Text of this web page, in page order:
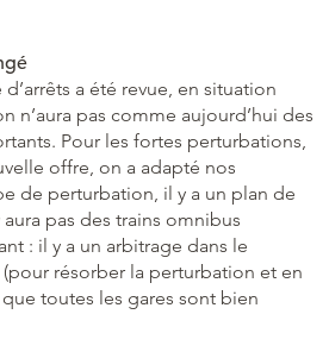
a été revue, en situation
n’aura pas comme aujourd’hui des
Pour les fortes perturbations,
offre, on a adapté nos
de perturbation, il y a un plan de
pas des trains omnibus
: il y a un arbitrage dans le
(pour résorber la perturbation et en
que toutes les gares sont bien